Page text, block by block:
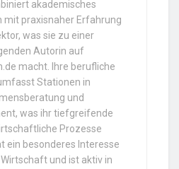
akademisches
mit praxisnaher Erfahrung
was sie zu einer
Autorin auf
macht. Ihre berufliche
Stationen in
und
was ihr tiefgreifende
Prozesse
ein besonderes Interesse
und ist aktiv in